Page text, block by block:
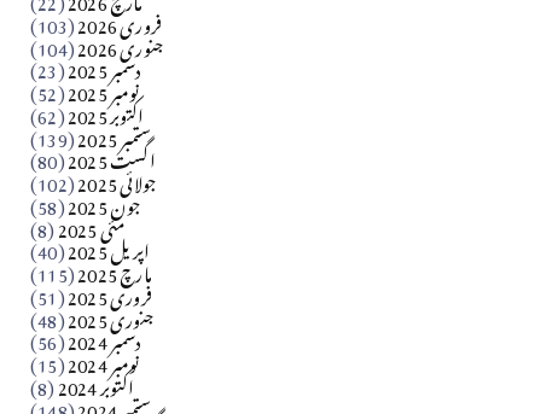
آزاد کشمیر جیسے احتجاج کی ضرورت ہے؟ از،،، ظہیرالدین
فروری 2026 (103) جنوری 2026 (104) دسمبر 2025 (23) نومبر 2025 (52) اکتوبر 2025 (62) ستمبر 2025 (139) اگست 2025 (80) جولائی 2025 (102) جون 2025 (58) مئی 2025 (8) اپریل 2025 (40) مارچ 2025 (115) فروری 2025 (51) جنوری 2025 (48) دسمبر 2024 (56) نومبر 2024 (15) اکتوبر 2024 (8)